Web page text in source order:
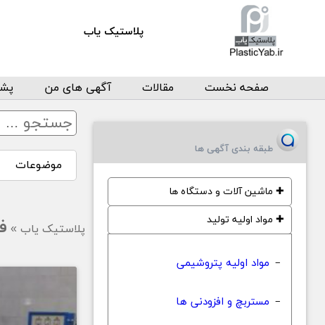
پلاستیک یاب
صفحه نخست مقالات آگهی های من
موضوعات
پلاستیک یاب »
طبقه بندی آگهی ها
✚ماشین آلات و دستگاه ها
✚مواد اولیه تولید
− مواد اولیه پتروشیمی
− مستربچ و افزودنی ها